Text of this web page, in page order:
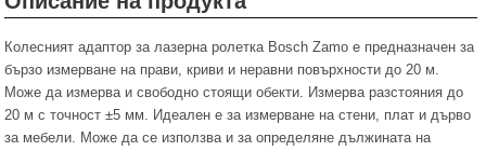
Колесният адаптор за лазерна ролетка Bosch Zamo е предназначен за
бързо измерване на прави, криви и неравни повърхности до 20 м.
Може да измерва и свободно стоящи обекти. Измерва разстояния до
20 м с точност ±5 мм. Идеален е за измерване на стени, плат и дърво
за мебели. Може да се използва и за определяне дължината на